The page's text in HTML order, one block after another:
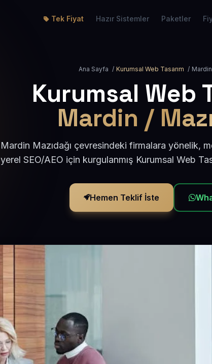
Tek Fiyat Hazır Sistemler Paketler
Ana Sayfa / Kurumsal Web Tasarım / Mardin
Kurumsal Web
Mardin /
Mardin Mazıdağı çevresindeki firmalara yönelik,
yerel SEO/AEO için kurgulanmış Kurumsal Web
Hemen Teklif İste